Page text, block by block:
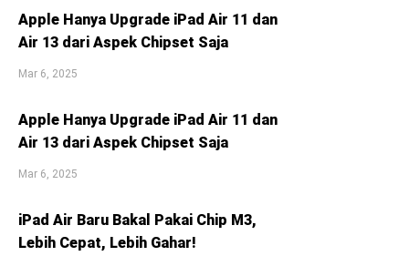
Apple Hanya Upgrade iPad Air 11 dan
Air 13 dari Aspek Chipset Saja
Mar 6, 2025
Apple Hanya Upgrade iPad Air 11 dan
Air 13 dari Aspek Chipset Saja
Mar 6, 2025
iPad Air Baru Bakal Pakai Chip M3,
Lebih Cepat, Lebih Gahar!